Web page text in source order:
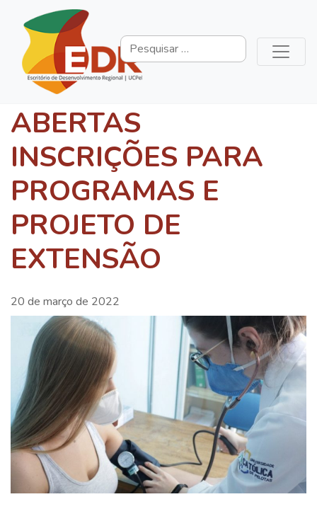
ABERTAS
INSCRIÇÕES PARA
PROGRAMAS E
PROJETO DE
EXTENSÃO
20 de março de 2022